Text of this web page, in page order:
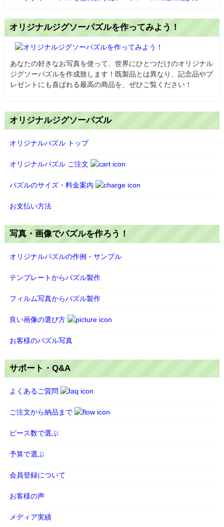
オリジナルジグソーパズルを作ってみよう！
あなたの好きなお写真を使って、世界にひとつだけのオリジナル
ジグソーパズルを作成致します！既製品とは異なり、記念品やプ
レゼントにも喜ばれる最高の商品を、ぜひご覧ください！
オリジナルジグソーパズル
オリジナルパズル トップ
オリジナルパズル ご注文
パズルのサイズ・料金案内
お支払い方法
写真・画像でパズルを作ろう！
オリジナルパズルの作例・サンプル
テンプレートからパズル製作
フィルム写真からパズル製作
良い画像の選び方
お客様のパズル写真
サポート・Q&A
よくあるご質問
ご注文から納品まで
ピース数で選ぶ
予算で選ぶ
会員登録について
お客様の声
メディア実績